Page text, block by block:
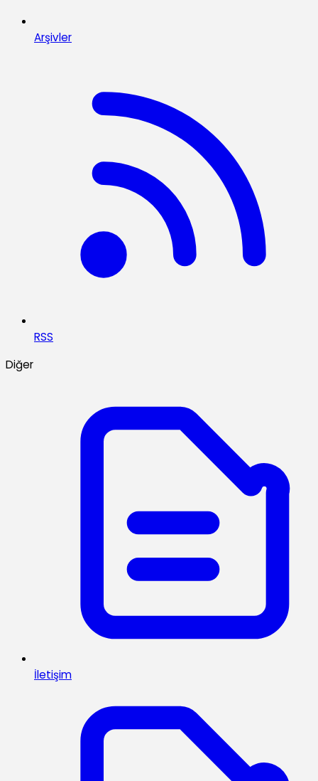
Arşivler
RSS
Diğer
İletişim